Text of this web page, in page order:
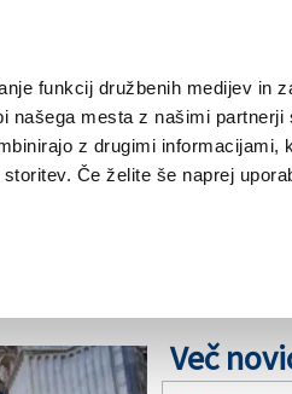
funkcij družbenih medijev in
našega mesta z našimi partnerji
z drugimi informacijami,
Če želite še naprej
ŠPORT ŠE
Več